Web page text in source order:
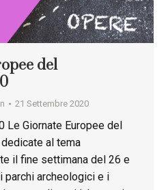
del
21 Settembre 2020
Le Giornate Europee del
al tema
il fine settimana del 26 e
parchi archeologici e i